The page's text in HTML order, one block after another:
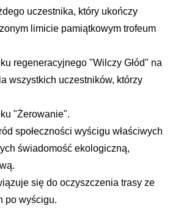
uczestnika, który ukończy
limicie pamiątkowym trofeum
regeneracyjnego "Wilczy Głód" na
wszystkich uczestników, którzy
"Żerowanie".
społeczności wyścigu właściwych
świadomość ekologiczną,
się do oczyszczenia trasy ze
po wyścigu.